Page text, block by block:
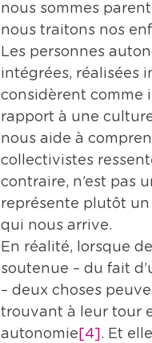
nous sommes
nous traitons nos
Les personnes
intégrées, réalisées
considèrent comme
rapport à une
nous aide à
collectivistes
contraire, n’est pas
représente plutôt un
qui nous arrive.
En réalité, lorsque
soutenue – du fait
– deux choses
trouvant à leur tour
autonomie [4] . Et